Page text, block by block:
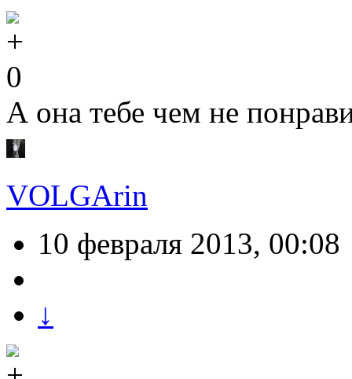
0
А она тебе чем не
VOLGArin
10 февраля 2013, 00:08
↓